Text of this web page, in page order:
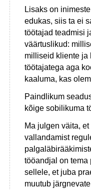
Lisaks on
edukas, siis ta ei
töötajad teadmisi
väärtuslikud:
milliseid kliente ja
töötajatega aga
kaaluma, kas
Paindlikum
kõige sobilikuma
Ma julgen väita,
vallandamist
tööandjal on tema
sellele, et juba
muutub